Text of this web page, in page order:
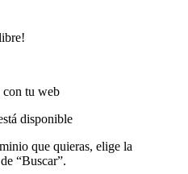
con tu web
disponible
que quieras, elige la
“Buscar”.